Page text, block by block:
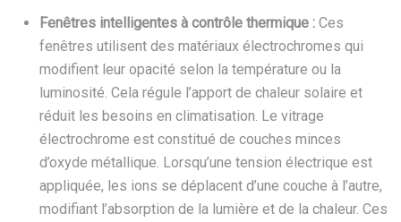
Fenêtres intelligentes à contrôle thermique : Ces
fenêtres utilisent des matériaux électrochromes qui
modifient leur opacité selon la température ou la
luminosité. Cela régule l’apport de chaleur solaire et
réduit les besoins en climatisation. Le vitrage
électrochrome est constitué de couches minces
d’oxyde métallique. Lorsqu’une tension électrique est
appliquée, les ions se déplacent d’une couche à l’autre,
modifiant l’absorption de la lumière et de la chaleur. Ces